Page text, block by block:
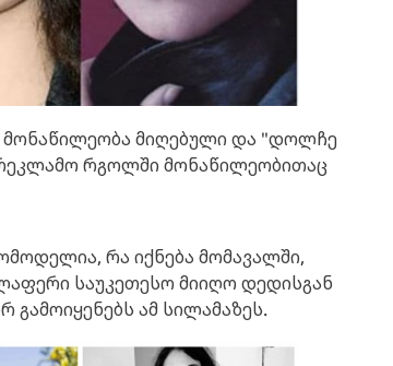
მონაწილეობა მიღებული და "დოლჩე
რგოლში მონაწილეობითაც
რა იქნება მომავალში,
საუკეთესო მიიღო დედისგან
ამ სილამაზეს.